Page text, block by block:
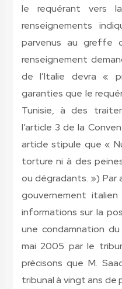
le requérant vers
renseignements
parvenus au greffe
renseignement
de l’Italie devra «
garanties que le
Tunisie, à des
l’article 3 de la
article stipule que «
torture ni à des
ou dégradants. ») Par
gouvernement
informations sur la
une condamnation
mai 2005 par le
précisons que M.
tribunal à vingt ans de